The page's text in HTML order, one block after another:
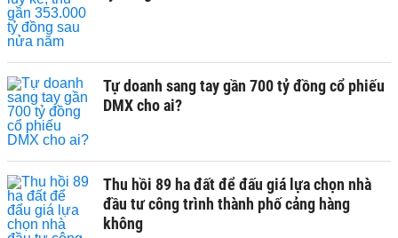
Tự doanh sang tay gần 700 tỷ đồng cổ phiếu
DMX cho ai?
Thu hồi 89 ha đất để đấu giá lựa chọn nhà
đầu tư công trình thành phố cảng hàng
không